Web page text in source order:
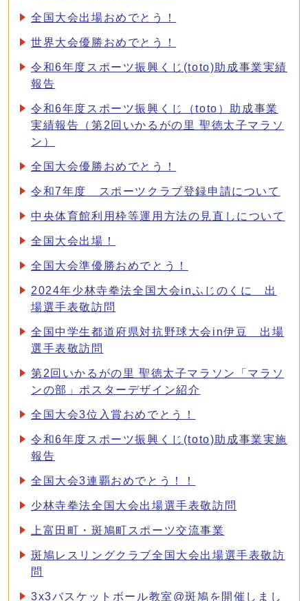
全国大会出場おめでとう！
世界大会優勝おめでとう！
令和6年度スポーツ振興くじ(toto)助成事業実績
報告
令和6年度スポーツ振興くじ（toto）助成事業
実績報告（第2回いかるがの里 聖徳太子マラソ
ン）
全国大会優勝おめでとう！
令和7年度 スポーツクラブ登録申請について
中央体育館利用枠等運用方法の見直しについて
全国大会出場！
全国大会準優勝おめでとう！
2024年少林寺拳法全国大会inふじのくに 出
場選手表敬訪問
全国中学生都道府県対抗野球大会in伊豆 出場
選手表敬訪問
第2回いかるがの里 聖徳太子マラソン「マラソ
ンの部」ポスターデザイン紹介
全国大会3位入賞おめでとう！
令和6年度スポーツ振興くじ(toto)助成事業実施
報告
全国大会3連覇おめでとう！！
少林寺拳法全国大会出場選手表敬訪問
上富田町・斑鳩町スポーツ交流事業
斑鳩レスリングクラブ全国大会出場選手表敬訪
問
3x3バスケットボール教室@斑鳩を開催しまし